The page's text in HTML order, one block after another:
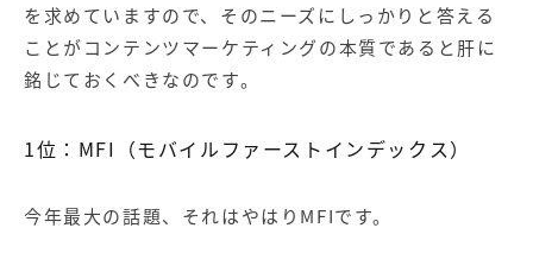
を求めていますので、そのニーズにしっかりと答える
ことがコンテンツマーケティングの本質であると肝に
銘じておくべきなのです。
1位： MFI （モバイルファーストインデックス）
今年最大の話題、それはやはり MFIです。